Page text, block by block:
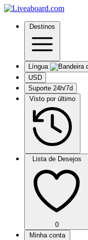
Destinos
Língua
USD
Suporte 24h/7d
Visto por último
Lista de Desejos
0
Minha conta